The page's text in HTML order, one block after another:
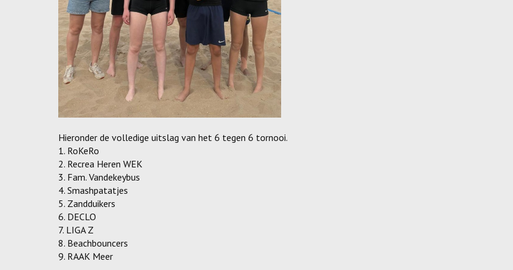
Hieronder de volledige uitslag van het 6 tegen 6 tornooi.
1. RoKeRo
2. Recrea Heren WEK
3. Fam. Vandekeybus
4. Smashpatatjes
5. Zandduikers
6. DECLO
7. LIGA Z
8. Beachbouncers
9. RAAK Meer